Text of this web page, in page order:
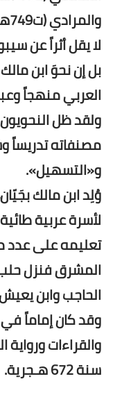
لا يقل أثراً عن
بل إن نحوَ ابن
العربي منهجاً
ولقد ظل
مصنفاته تدريساً
و«التسهيل».
وُلِد ابن مالك
لأسرة عربية
تعليمه على عدد
المشرق فنزل
الحاجب وابن
وقد كان إماماً في
والقراءات
سنة 672 هـجرية.